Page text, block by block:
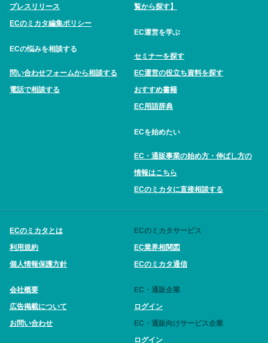
プレスリリース
ECのミカタ編集ポリシー
ECの悩みを相談する
問い合わせフォームから相談する
電話で相談する
覧から探す】
EC運営を学ぶ
セミナーを探す
EC運営の役立ち資料を探す
おすすめ書籍
EC用語辞典
ECを始めたい
EC・通販事業の始め方・伸ばし方の
情報はこちら
ECのミカタに直接相談する
ECのミカタとは
利用規約
個人情報保護方針
会社概要
広告掲載について
お問い合わせ
ECのミカタサービス
EC業界相関図
ECのミカタ通信
EC・通販企業
ログイン
EC・通販向けサービス企業
ログイン